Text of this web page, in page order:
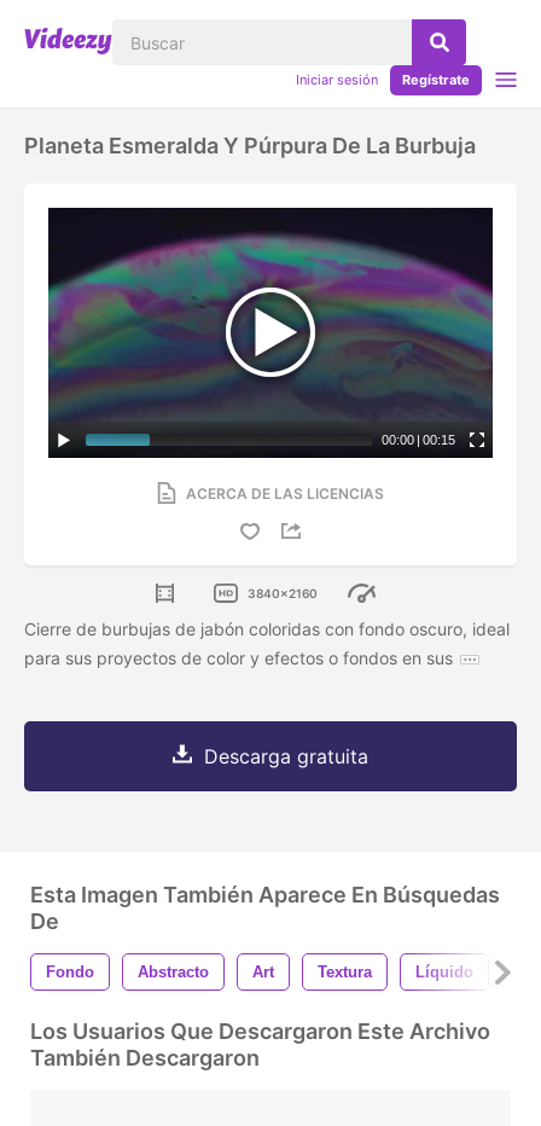
Iniciar sesión Regístrate
Planeta Esmeralda Y Púrpura De La Burbuja
00:00 | 00:15
ACERCA DE LAS LICENCIAS
3840x2160
Cierre de burbujas de jabón coloridas con fondo oscuro, ideal
para sus proyectos de color y efectos o fondos en sus
Descarga gratuita
Esta Imagen También Aparece En Búsquedas
De
Fondo Abstracto Art Textura Líquido
Los Usuarios Que Descargaron Este Archivo
También Descargaron